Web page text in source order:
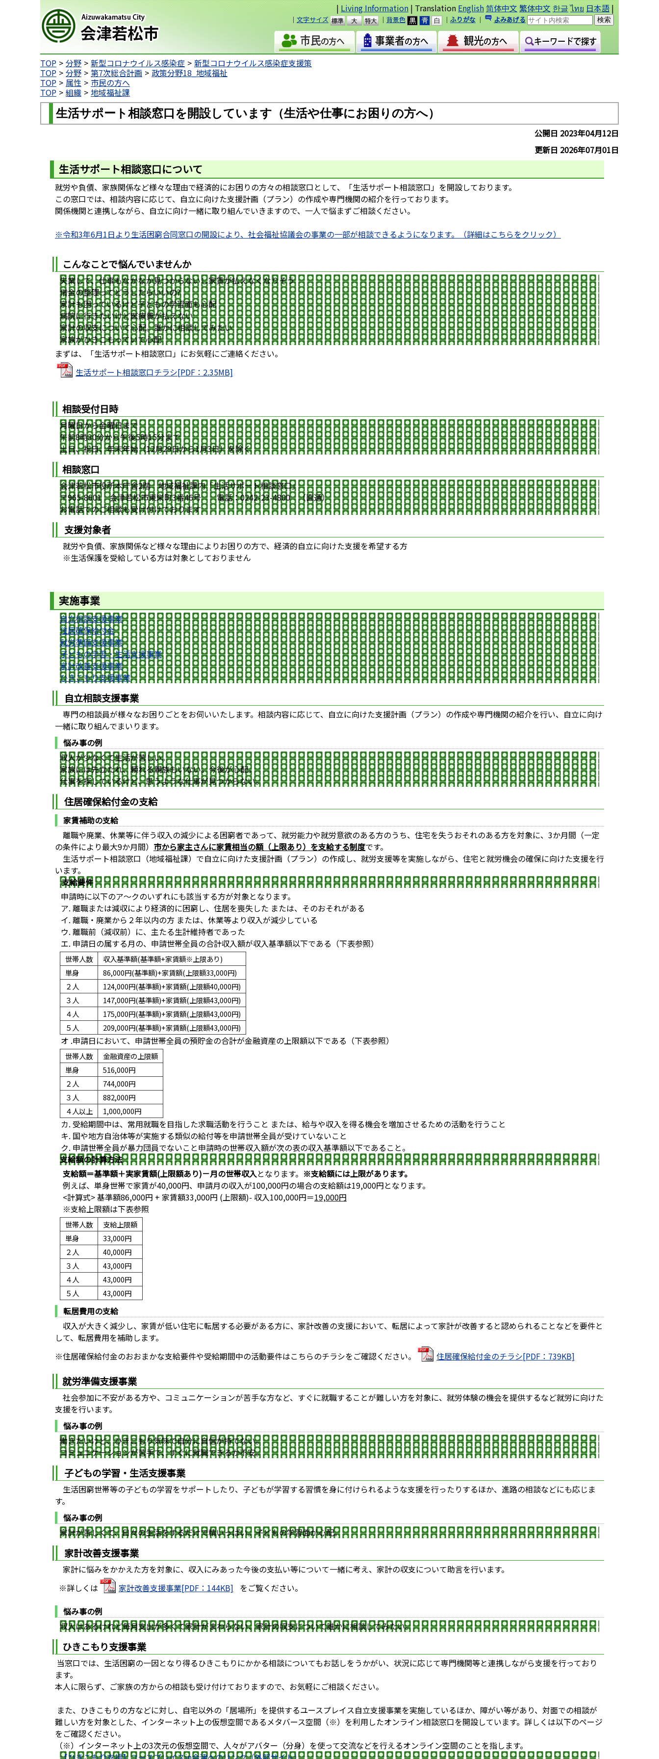
| Living Information | Translation English简体中文 繁体中文 한글 ไทย 日本語 |
｜ 文字サイズ
準
大
｜ 背景色 ｜ ふりがな ｜ よみあげる
会津若松市
TOP
分野 新型コロナウイルス感染症
新型コロナウイルス感染症支援策
TOP
分野 第7次総合計画
政策分野18_地域福祉
TOP
属性
市民の方へ
TOP
組織 地域福祉課
生活サポート相談窓口を開設しています（生活や仕事にお困りの方へ）
公開日 2023年04月12日
更新日 2026年07月01日
生活サポート相談窓口について
就労や負債、家族関係など様々な理由で経済的にお困りの方々の相談窓口として、「生活サポート相談窓口」を開設しております。
この窓口では、相談内容に応じて、自立に向けた支援計画（プラン）の作成や専門機関の紹介を行っております。
関係機関と連携しながら、自立に向け一緒に取り組んでいきますので、一人で悩まずご相談ください。
※令和3年6月1日より生活困窮合同窓口の開設により、社会福祉協議会の事業の一部が相談できるようになります。（詳細はこちらをクリック）
こんなことで悩んでいませんか
失業して、仕事もなかなか見つからないし家賃が払えなくなりそう
借金の整理ってどうしたらいいの?
家計も困っているけど子どもの学習面も心配
病院に行きたいけど医療費が払えない
家計の収支について心配。誰かに相談してみたい
家族がひきこもっていて心配
まずは、「生活サポート相談窓口」にお気軽にご連絡ください。
生活サポート相談窓口チラシ[PDF：2.35MB]
相談受付日時
月曜日から金曜日まで
午前8時30分から午後5時15分まで
土日、祝日、年末年始（12月29日から1月3日）を除く
相談窓口
会津若松市役所本庁舎2階 地域福祉課内「生活サポート相談窓口」
〒965-8601 会津若松市東栄町3番46号 電話：0242-23-4800 （直通）
お電話でのご相談も受け付けております
支援対象者
就労や負債、家族関係など様々な理由によりお困りの方で、経済的自立に向けた支援を希望する方
※生活保護を受給している方は対象としておりません
実施事業
自立相談支援事業
住居確保給付金
就労準備支援事業
子どもの学習・生活支援事業
家計改善支援事業
ひきこもり支援事業
自立相談支援事業
専門の相談員が様々なお困りごとをお伺いいたします。相談内容に応じて、自立に向けた支援計画（プラン）の作成や専門機関の紹介を行い、自立に向け
一緒に取り組んでまいります。
悩み事の例
収入が少なくて生活が苦しい。
家族には先立たれ、頼れる親族もいない。今後が心配。
仕事を探しているけど、思うような仕事が見つからない。
住居確保給付金の支給
家賃補助の支給
離職や廃業、休業等に伴う収入の減少による困窮者であって、就労能力や就労意欲のある方のうち、住宅を失うおそれのある方を対象に、3か月間（一定
の条件により最大9か月間） 市から家主さんに家賃相当の額（上限あり）を支給する制度です。
生活サポート相談窓口（地域福祉課）で自立に向けた支援計画（プラン）の作成し、就労支援等を実施しながら、住宅と就労機会の確保に向けた支援を行
います。
支給要件
申請時に以下のア～クのいずれにも該当する方が対象となります。
ア. 離職または減収により経済的に困窮し、住居を喪失した または、そのおそれがある
イ. 離職・廃業から２年以内の方 または、休業等より収入が減少している
ウ. 離職前（減収前）に、主たる生計維持者であった
エ. 申請日の属する月の、申請世帯全員の合計収入額が収入基準額以下である（下表参照）
世帯人数
収入基準額(基準額+家賃額※上限あり)
単身
86,000円(基準額)+家賃額(上限額33,000円)
２人
124,000円(基準額)+家賃額(上限額40,000円)
３人
147,000円(基準額)+家賃額(上限額43,000円)
４人
175,000円(基準額)+家賃額(上限額43,000円)
５人
209,000円(基準額)+家賃額(上限額43,000円)
オ .申請日において、申請世帯全員の預貯金の合計が金融資産の上限額以下である（下表参照）
世帯人数
金融資産の上限額
単身
516,000円
２人
744,000円
３人
882,000円
４人以上
1,000,000円
カ. 受給期間中は、常用就職を目指した求職活動を行うこと または、給与や収入を得る機会を増加させるための活動を行うこと
キ. 国や地方自治体等が実施する類似の給付等を申請世帯全員が受けていないこと
ク. 申請世帯全員が暴力団員でないこと申請時の世帯収入額が次の表の収入基準額以下であること。
支給額の計算方法
支給額＝基準額＋実家賃額(上限額あり)－月の世帯収入となります。 ※支給額には上限があります。
例えば、単身世帯で家賃が40,000円、申請月の収入が100,000円の場合の支給額は19,000円となります。
<計算式> 基準額86,000円 + 家賃額33,000円 (上限額)- 収入100,000円＝19,000円
※支給上限額は下表参照
世帯人数
支給上限額
単身
33,000円
２人
40,000円
３人
43,000円
４人
43,000円
５人
43,000円
転居費用の支給
収入が大きく減少し、家賃が低い住宅に転居する必要がある方に、家計改善の支援において、転居によって家計が改善すると認められることなどを要件と
して、転居費用を補助します。
※住居確保給付金のおおまかな支給要件や受給期間中の活動要件はこちらのチラシをご確認ください。
住居確保給付金のチラシ[PDF：739KB]
就労準備支援事業
社会参加に不安がある方や、コミュニケーションが苦手な方など、すぐに就職することが難しい方を対象に、就労体験の機会を提供するなど就労に向けた
支援を行います。
悩み事の例
働きたいけど、ひきこもり気味で自分に自信が持てない。
コミュニケーションが苦手で、すぐに就職できるか不安。
子どもの学習・生活支援事業
生活困窮世帯等の子どもの学習をサポートしたり、子どもが学習する習慣を身に付けられるような支援を行ったりするほか、進路の相談などにも応じま
す。
悩み事の例
家計が苦しくて、日々の生活をするだけで精いっぱい。子どもの学習面が心配。
家計改善支援事業
家計に悩みをかかえた方を対象に、収入にみあった今後の支払い等について一緒に考え、家計の収支について助言を行います。
※詳しくは
家計改善支援事業[PDF：144KB]
をご覧ください。
悩み事の例
収入はあるけれど毎月支出が多くて家計がまわらない、家計の収支について誰かに相談してみたい。
ひきこもり支援事業
当窓口では、生活困窮の一因となり得るひきこもりにかかる相談についてもお話しをうかがい、状況に応じて専門機関等と連携しながら支援を行っており
ます。
本人に限らず、ご家族の方からの相談も受け付けておりますので、お気軽にご相談ください。
また、ひきこもりの方などに対し、自宅以外の「居場所」を提供するユースプレイス自立支援事業を実施しているほか、障がい等があり、対面での相談が
難しい方を対象とした、インターネット上の仮想空間であるメタバース空間（※）を利用したオンライン相談窓口を開設しています。詳しくは以下のページ
をご確認ください。
（※）インターネット上の3次元の仮想空間で、人々がアバター（分身）を使って交流などを行えるオンライン空間のことを指します。